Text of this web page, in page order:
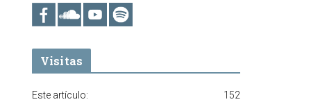
Visitas
152
Este artículo: